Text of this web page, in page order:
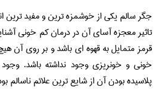
جگر سالم یکی از خوشمزه ترین و مفید ترین
تاثیر معجزه آسای آن در درمان کم خونی
قرمز متمایل به قهوه ای باشد و بر روی آن
خونی و خونریزی وجود نداشته باشد.
پلاسیده بودن آن از شایع ترین علائم